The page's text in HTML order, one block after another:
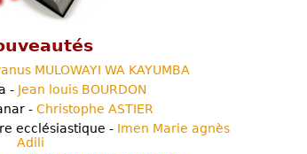
MULOWAYI WA KAYUMBA
- Jean louis BOURDON
- Christophe ASTIER
ecclésiastique - Imen Marie agnès
Adili